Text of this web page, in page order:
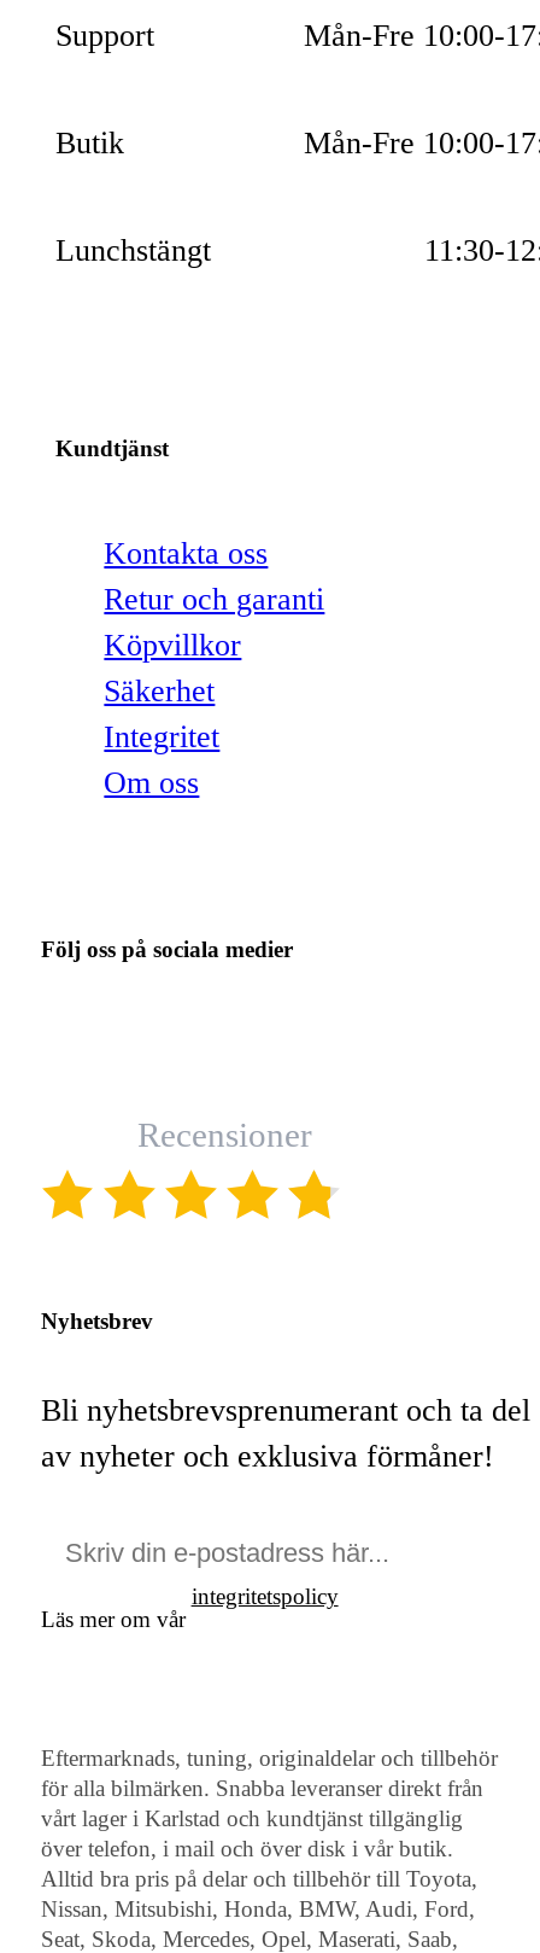
Support Mån-Fre 10:00-
Butik Mån-Fre 10:00-
Lunchstängt 11:30-
Kundtjänst
Kontakta oss
Retur och garanti
Köpvillkor
Säkerhet
Integritet
Om oss
Följ oss på sociala medier
Recensioner
Nyhetsbrev
Bli nyhetsbrevsprenumerant och ta del
av nyheter och exklusiva förmåner!
Läs mer om vår
integritetspolicy
Eftermarknads, tuning, originaldelar och tillbehör
för alla bilmärken. Snabba leveranser direkt från
vårt lager i Karlstad och kundtjänst tillgänglig
över telefon, i mail och över disk i vår butik.
Alltid bra pris på delar och tillbehör till Toyota,
Nissan, Mitsubishi, Honda, BMW, Audi, Ford,
Seat, Skoda, Mercedes, Opel, Maserati, Saab,